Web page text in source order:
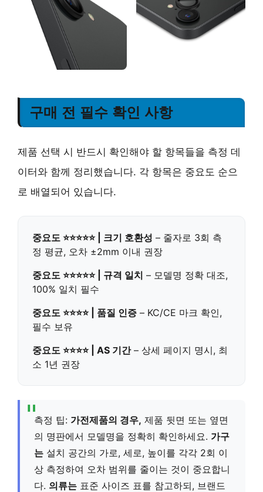
구매 전 필수 확인 사항
제품 선택 시 반드시 확인해야 할 항목들을 측정 데
이터와 함께 정리했습니다. 각 항목은 중요도 순으
로 배열되어 있습니다.
중요도 ⭐⭐⭐⭐⭐ | 크기 호환성 – 줄자로 3회 측
정 평균, 오차 ±2mm 이내 권장
중요도 ⭐⭐⭐⭐⭐ | 규격 일치 – 모델명 정확 대조,
100% 일치 필수
중요도 ⭐⭐⭐⭐ | 품질 인증 – KC/CE 마크 확인,
필수 보유
중요도 ⭐⭐⭐⭐ | AS 기간– 상세 페이지 명시, 최
소 1년 권장
측정 팁: 가전제품의 경우, 제품 뒷면 또는 옆면
의 명판에서 모델명을 정확히 확인하세요. 가구
는 설치 공간의 가로, 세로, 높이를 각각 2회 이
상 측정하여 오차 범위를 줄이는 것이 중요합니
다. 의류는 표준 사이즈 표를 참고하되, 브랜드